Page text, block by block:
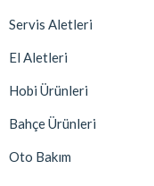
Servis Aletleri
El Aletleri
Hobi Ürünleri
Bahçe Ürünleri
Oto Bakım